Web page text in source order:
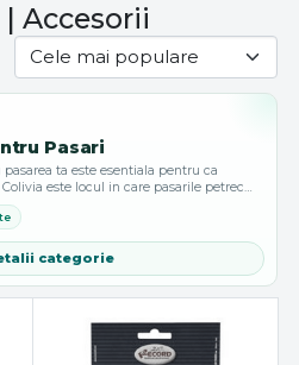
Accesorii
Pasari
ta este esentiala pentru ca
este locul in care pasarile petrec
fie confortabila si sigura.
categorie